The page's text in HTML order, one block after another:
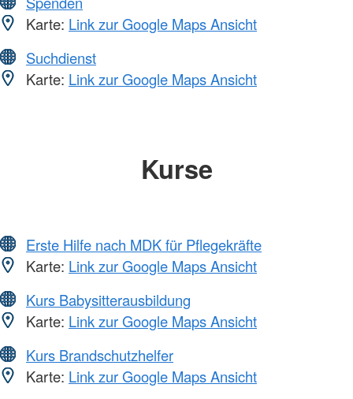
Karte: Link zur Google Maps Ansicht
Suchdienst
Karte: Link zur Google Maps Ansicht
Kurse
Erste Hilfe nach MDK für Pflegekräfte
Karte: Link zur Google Maps Ansicht
Kurs Babysitterausbildung
Karte: Link zur Google Maps Ansicht
Kurs Brandschutzhelfer
Karte: Link zur Google Maps Ansicht